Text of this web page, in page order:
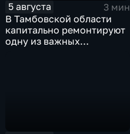
5 августа
3 мин
В Тамбовской области
капитально ремонтируют
одну из важных